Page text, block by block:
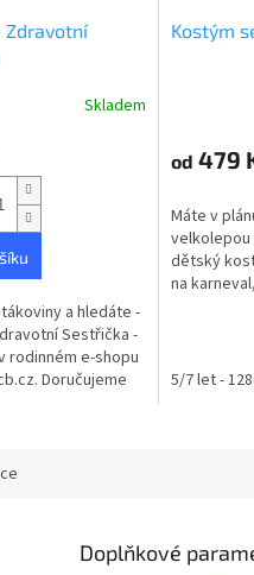
Zdravotní
Skladem
a hledáte -
Sestřička -
rodinném e-shopu
Doručujeme
Kostým
od 479
Máte v
dětský
na
5/7 let -
Doplňkové